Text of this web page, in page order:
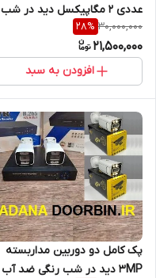
عددی ۲ مگاپیکسل دید در شب
30,000,000
28%
21,500,000
افزودن به سبد
پک کامل دو دوربین مداربسته
3MP دید در شب رنگی ضد آب